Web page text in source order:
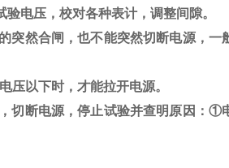
电压，校对各种表计，调整间隙。
突然合闸，也不能突然切断电源，一
压以下时，才能拉开电源。
切断电源，停止试验并查明原因： ①